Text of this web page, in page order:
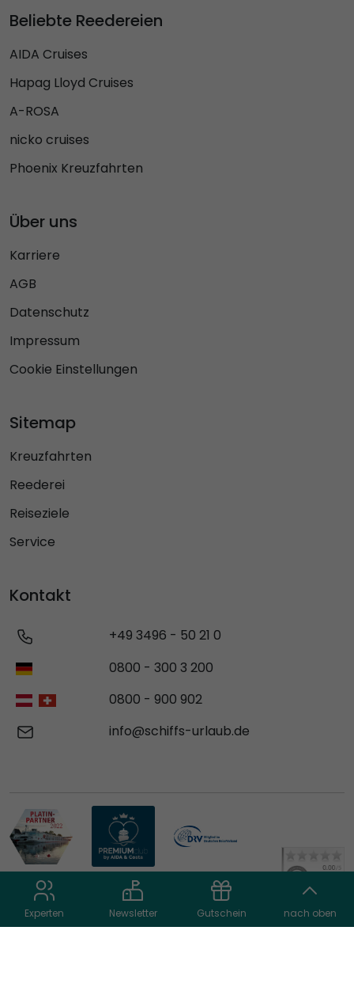
Experten Newsletter Gutschein nach oben
Beliebte Reedereien
AIDA Cruises
Hapag Lloyd Cruises
A-ROSA
nicko cruises
Phoenix Kreuzfahrten
Über uns
Karriere
AGB
Datenschutz
Impressum
Cookie Einstellungen
Sitemap
Kreuzfahrten
Reederei
Reiseziele
Service
Kontakt
+49 3496 - 50 21 0
0800 - 300 3 200
0800 - 900 902
info@schiffs-urlaub.de